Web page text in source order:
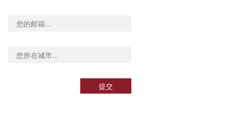
提交